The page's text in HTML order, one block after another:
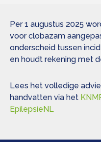
Per 1 augustus 2025
voor clobazam
onderscheid tussen
en houdt rekening met
Lees het volledige
handvatten via het
EpilepsieNL